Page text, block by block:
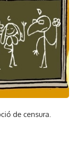
de censura.